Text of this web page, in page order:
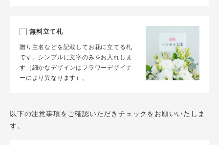
無料立て札
贈り主名などを記載してお花に立てる札
です。シンプルに文字のみをお入れしま
す（細かなデザインはフラワーデザイナ
ーにより異なります）。
以下の注意事項をご確認いただきチェックをお願いいたしま
す。